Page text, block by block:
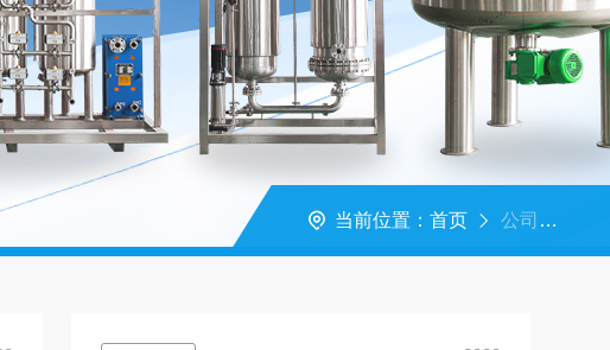
当前位置：首页 公司新闻